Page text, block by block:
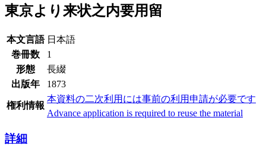
東京より来状之内要用留
本文言語 日本語
巻冊数
1
形態
長綴
出版年
1873
権利情報
本資料の二次利用には事前の利用申請が必要です
Advance application is required to reuse the material
詳細